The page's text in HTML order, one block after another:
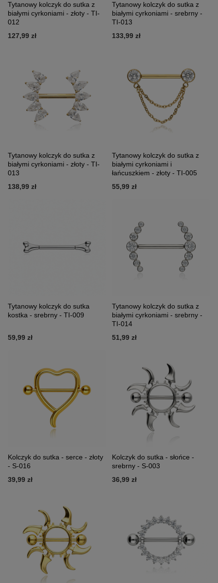
Tytanowy kolczyk do sutka z
białymi cyrkoniami - złoty - TI-
012
127,99 zł
Tytanowy kolczyk do sutka z
białymi cyrkoniami - srebrny -
TI-013
133,99 zł
Tytanowy kolczyk do sutka z
białymi cyrkoniami - złoty - TI-
013
138,99 zł
Tytanowy kolczyk do sutka z
białymi cyrkoniami i
łańcuszkiem - złoty - TI-005
55,99 zł
Tytanowy kolczyk do sutka
kostka - srebrny - TI-009
59,99 zł
Tytanowy kolczyk do sutka z
białymi cyrkoniami - srebrny -
TI-014
51,99 zł
Kolczyk do sutka - serce - złoty
- S-016
39,99 zł
Kolczyk do sutka - słońce -
srebrny - S-003
36,99 zł